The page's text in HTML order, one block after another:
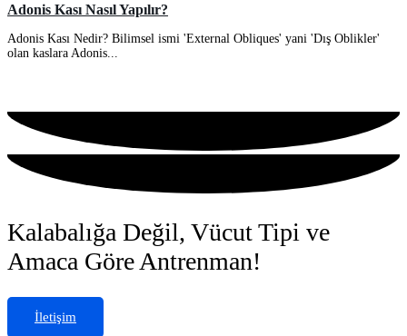
Adonis Kası Nasıl Yapılır?
Adonis Kası Nedir? Bilimsel ismi 'External Obliques' yani 'Dış Oblikler'
olan kaslara Adonis...
Kalabalığa Değil, Vücut Tipi ve
Amaca Göre Antrenman!
İletişim